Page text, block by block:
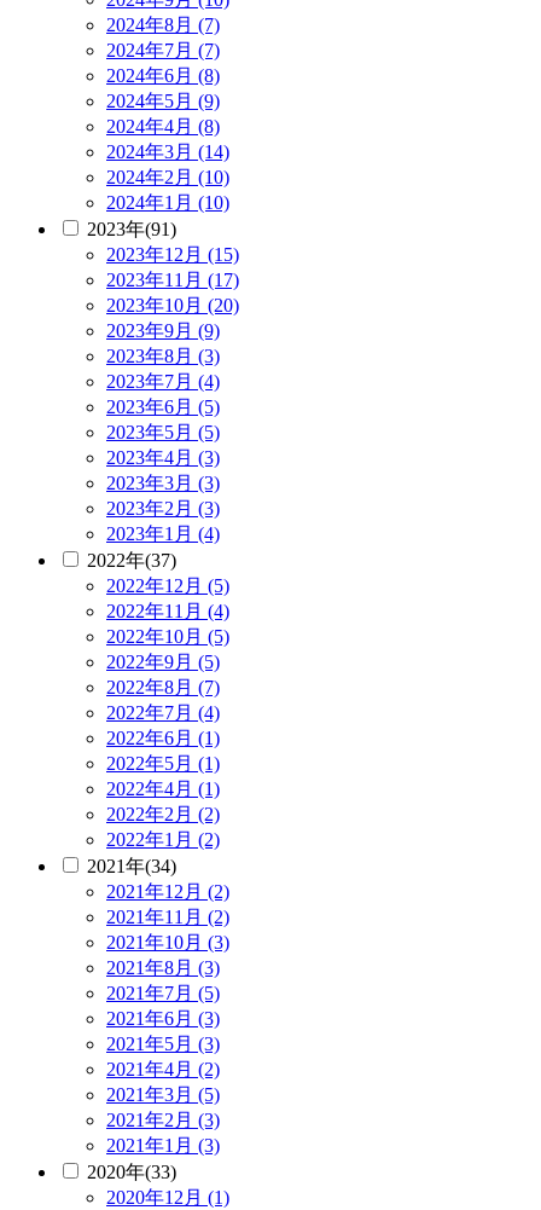
2024年8月 (7)
2024年7月 (7)
2024年6月 (8)
2024年5月 (9)
2024年4月 (8)
2024年3月 (14)
2024年2月 (10)
2024年1月 (10)
2023年(91)
2023年12月 (15)
2023年11月 (17)
2023年10月 (20)
2023年9月 (9)
2023年8月 (3)
2023年7月 (4)
2023年6月 (5)
2023年5月 (5)
2023年4月 (3)
2023年3月 (3)
2023年2月 (3)
2023年1月 (4)
2022年(37)
2022年12月 (5)
2022年11月 (4)
2022年10月 (5)
2022年9月 (5)
2022年8月 (7)
2022年7月 (4)
2022年6月 (1)
2022年5月 (1)
2022年4月 (1)
2022年2月 (2)
2022年1月 (2)
2021年(34)
2021年12月 (2)
2021年11月 (2)
2021年10月 (3)
2021年8月 (3)
2021年7月 (5)
2021年6月 (3)
2021年5月 (3)
2021年4月 (2)
2021年3月 (5)
2021年2月 (3)
2021年1月 (3)
2020年(33)
2020年12月 (1)